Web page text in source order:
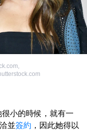
,
小的時候，就有一
並簽約 ，因此她得以